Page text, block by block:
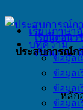
เรียนต่อนิ
เรียนภาษ
เรียนภาษา
บทความ
ข้อมูลเ
ข้อมูลเ
ข้อมูล
ข้อมูล
ประสบการณ์กา
หลัก